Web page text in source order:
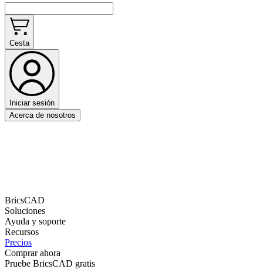
Cesta
Iniciar sesión
Acerca de nosotros
BricsCAD
Soluciones
Ayuda y soporte
Recursos
Precios
Comprar ahora
Pruebe BricsCAD gratis